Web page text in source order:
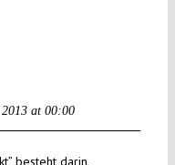
at 00:00
besteht darin,